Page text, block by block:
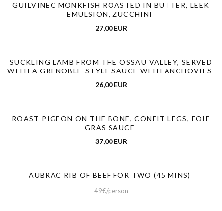
GUILVINEC MONKFISH ROASTED IN BUTTER, LEEK
EMULSION, ZUCCHINI
27,00 EUR
SUCKLING LAMB FROM THE OSSAU VALLEY, SERVED
WITH A GRENOBLE-STYLE SAUCE WITH ANCHOVIES
26,00 EUR
ROAST PIGEON ON THE BONE, CONFIT LEGS, FOIE
GRAS SAUCE
37,00 EUR
AUBRAC RIB OF BEEF FOR TWO (45 MINS)
49€/person